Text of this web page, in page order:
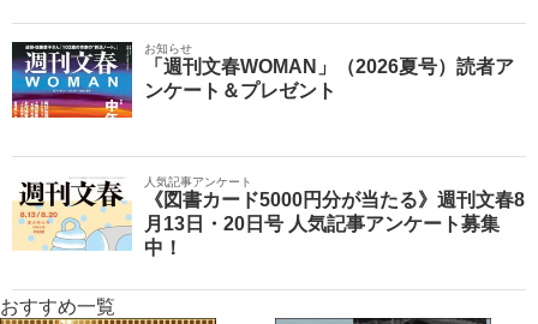
お知らせ
「週刊文春WOMAN」（2026夏号）読者ア
ンケート＆プレゼント
人気記事アンケート
《図書カード5000円分が当たる》週刊文春8
月13日・20日号 人気記事アンケート募集
中！
おすすめ一覧